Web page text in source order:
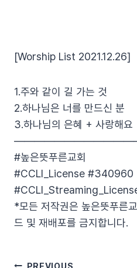
[Worship List 2021.12.26]
1.주와 같이 길 가는 것
2.하나님은 너를 만드신 분
3.하나님의 은혜 + 사랑해요
#높은뜻푸른교회
#CCLI_License #340960
*모든 저작권은 높은뜻푸른
드 및 재배포를 금지합니다.
PREVIOUS